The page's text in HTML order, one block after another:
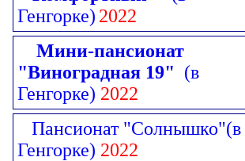
Генгорке) 2022
Мини-пансионат
"Виноградная 19" (в
Генгорке) 2022
Пансионат "Солнышко"(в
Генгорке) 2022